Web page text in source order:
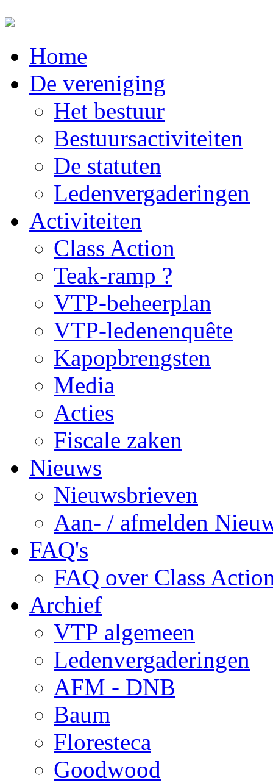
Home
De vereniging
Het bestuur
Bestuursactiviteiten
De statuten
Ledenvergaderingen
Activiteiten
Class Action
Teak-ramp ?
VTP-beheerplan
VTP-ledenenquête
Kapopbrengsten
Media
Acties
Fiscale zaken
Nieuws
Nieuwsbrieven
Aan- / afmelden
FAQ's
FAQ over Class
Archief
VTP algemeen
Ledenvergaderingen
AFM - DNB
Baum
Floresteca
Goodwood